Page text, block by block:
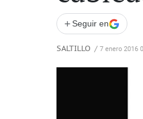
+ Seguir en
SALTILLO / 7 enero 2016